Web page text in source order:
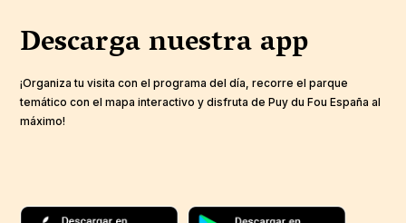
Descarga nuestra app
¡Organiza tu visita con el programa del día, recorre el parque
temático con el mapa interactivo y disfruta de Puy du Fou España al
máximo!